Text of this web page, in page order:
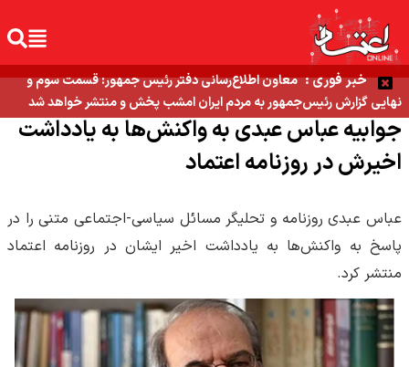
خبر فوری : معاون اطلاع‌رسانی دفتر رئیس جمهور: قسمت سوم و
نهایی گزارش رئیس‌جمهور به مردم ایران امشب پخش و منتشر خواهد شد
جوابیه عباس عبدی به واکنش‌ها به یادداشت
اخیرش در روزنامه اعتماد
عباس عبدی روزنامه و تحلیگر مسائل سیاسی-اجتماعی متنی را در
پاسخ به واکنش‌ها به یادداشت اخیر ایشان در روزنامه اعتماد
منتشر کرد.